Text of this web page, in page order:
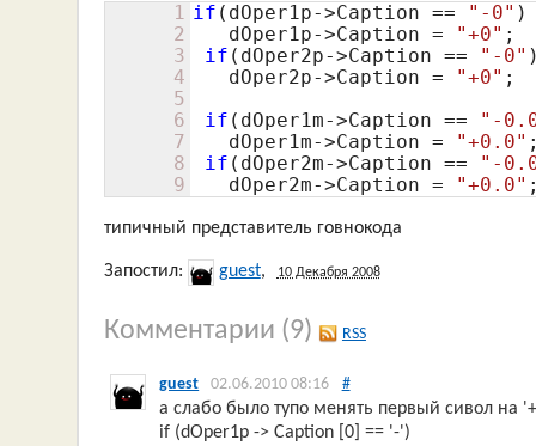
1
2
3
4
5
6
7
8
9
if (dOper1p->Caption == "-0" )
   dOper1p->Caption =
"+0" ;
if (dOper2p->Caption == "-0"
   dOper2p->Caption =
"+0" ;
if (dOper1m->Caption ==
"-
   dOper1m->Caption =
"+0.0"
if (dOper2m->Caption ==
"-
   dOper2m->Caption =
"+0.0"
типичный представитель говнокода
Запостил: guest, 10 Декабря 2008
Комментарии (9) RSS
guest 02.06.2010 08:16 #
а слабо было тупо менять первый сивол на
if (dOper1p -> Caption [0] == '-')